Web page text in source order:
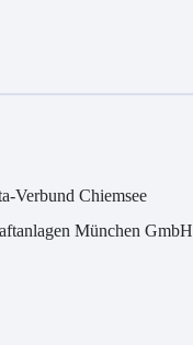
Verbund Chiemsee
München GmbH